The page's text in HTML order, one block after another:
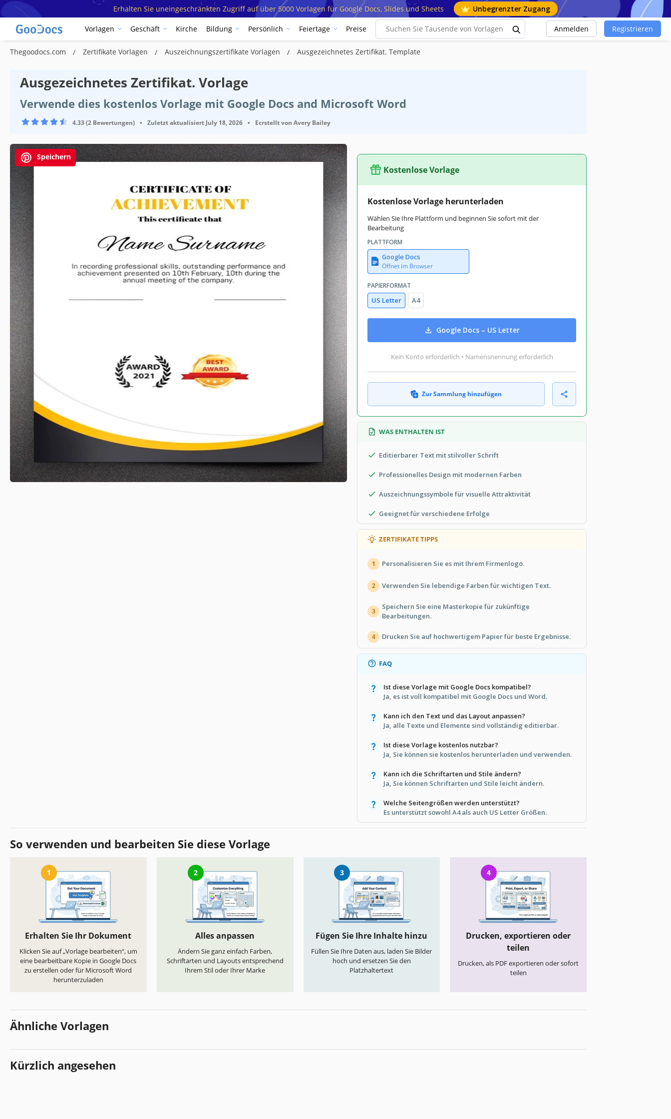
Erhalten Sie uneingeschränkten Zugriff auf über 5000 Vorlagen für Google Docs, Slides und Sheets Unbegrenzter Zugang
Vorlagen Geschäft Kirche Bildung Persönlich Feiertage Preise Anmelden Registrieren
Thegoodocs.com Zertifikate Vorlagen Auszeichnungszertifikate Vorlagen Ausgezeichnetes Zertifikat. Template
Ausgezeichnetes Zertifikat. Vorlage
Verwende dies kostenlos Vorlage mit Google Docs and Microsoft Word
4.33 (2 Bewertungen) • Zuletzt aktualisiert July 18, 2026 • Ecrstellt von Avery Bailey
Speichern
Vorlagenspezifikationen
Format
Google Docs
Erstellt
September 2, 2021
Zuletzt aktualisiert
July 18, 2026
Community
Zu Sammlungen hinzugefügt von 5 Nutzer
Nutzungsstatistiken
5 Downloads in diesem Monat
Über diese Vorlage
Zertifikat für Leistung ist die Art von Papier, die jemanden glücklich machen wird. Daher sollten Sie
Ihr Bestes tun, um dieses Papier perfekt aussehen zu lassen. Tatsächlich müssen Sie jetzt nichts
mehr tun, weil Sie diese Google Docs-Vorlage gefunden haben, die von unseren Designern erstellt
wurde. Sie haben alle möglichen Informationen berücksichtigt, die Sie in das Zertifikat schreiben
möchten, und dieses Meisterwerk erstellt. Es hat ein schlankes Design mit nur wenigen dekorativen
Elementen. Die blau und orange Farben, die zu dekorativen Zwecken verwendet werden, sind
vollkommen für solche Arten von Papier geeignet.
Kostenlose Vorlage
Kostenlose Vorlage herunterladen
Wählen Sie Ihre Plattform und beginnen Sie sofort mit der
Bearbeitung
PLATTFORM
Google Docs
Öffnet im Browser
PAPIERFORMAT
US Letter A4
Google Docs – US Letter
Kein Konto erforderlich • Namensnennung erforderlich
Zur Sammlung hinzufügen
WAS ENTHALTEN IST
Editierbarer Text mit stilvoller Schrift
Professionelles Design mit modernen Farben
Auszeichnungssymbole für visuelle Attraktivität
Geeignet für verschiedene Erfolge
ZERTIFIKATE TIPPS
1 Personalisieren Sie es mit Ihrem Firmenlogo.
2 Verwenden Sie lebendige Farben für wichtigen Text.
3
Speichern Sie eine Masterkopie für zukünftige
Bearbeitungen.
4 Drucken Sie auf hochwertigem Papier für beste Ergebnisse.
FAQ
Ist diese Vorlage mit Google Docs kompatibel?
Ja, es ist voll kompatibel mit Google Docs und Word.
Kann ich den Text und das Layout anpassen?
Ja, alle Texte und Elemente sind vollständig editierbar.
Ist diese Vorlage kostenlos nutzbar?
Ja, Sie können sie kostenlos herunterladen und verwenden.
Kann ich die Schriftarten und Stile ändern?
Ja, Sie können Schriftarten und Stile leicht ändern.
Welche Seitengrößen werden unterstützt?
Es unterstützt sowohl A4 als auch US Letter Größen.
So verwenden und bearbeiten Sie diese Vorlage
1
Erhalten Sie Ihr Dokument
Klicken Sie auf „Vorlage bearbeiten“, um
eine bearbeitbare Kopie in Google Docs
zu erstellen oder für Microsoft Word
herunterzuladen
2
Alles anpassen
Ändern Sie ganz einfach Farben,
Schriftarten und Layouts entsprechend
Ihrem Stil oder Ihrer Marke
3
Fügen Sie Ihre Inhalte hinzu
Füllen Sie Ihre Daten aus, laden Sie Bilder
hoch und ersetzen Sie den
Platzhaltertext
4
Drucken, exportieren oder
teilen
Drucken, als PDF exportieren oder sofort
teilen
Ähnliche Vorlagen
Kürzlich angesehen